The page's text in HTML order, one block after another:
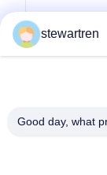
embalaje
stewartren
Good day, what